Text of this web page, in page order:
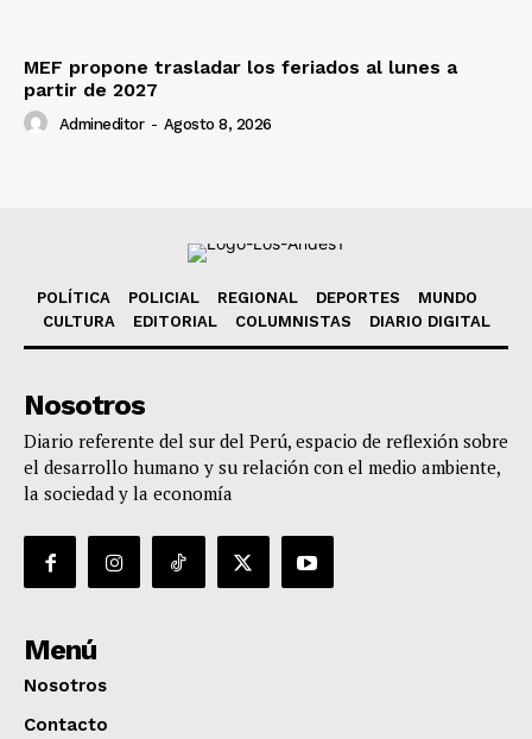
MEF propone trasladar los feriados al lunes a
partir de 2027
Admineditor - Agosto 8, 2026
POLÍTICA POLICIAL REGIONAL DEPORTES
MUNDO
CULTURA
EDITORIAL COLUMNISTAS DIARIO DIGITAL
Nosotros
Diario referente del sur del Perú, espacio de reflexión sobre
el desarrollo humano y su relación con el medio ambiente,
la sociedad y la economía
Menú
Nosotros
Contacto